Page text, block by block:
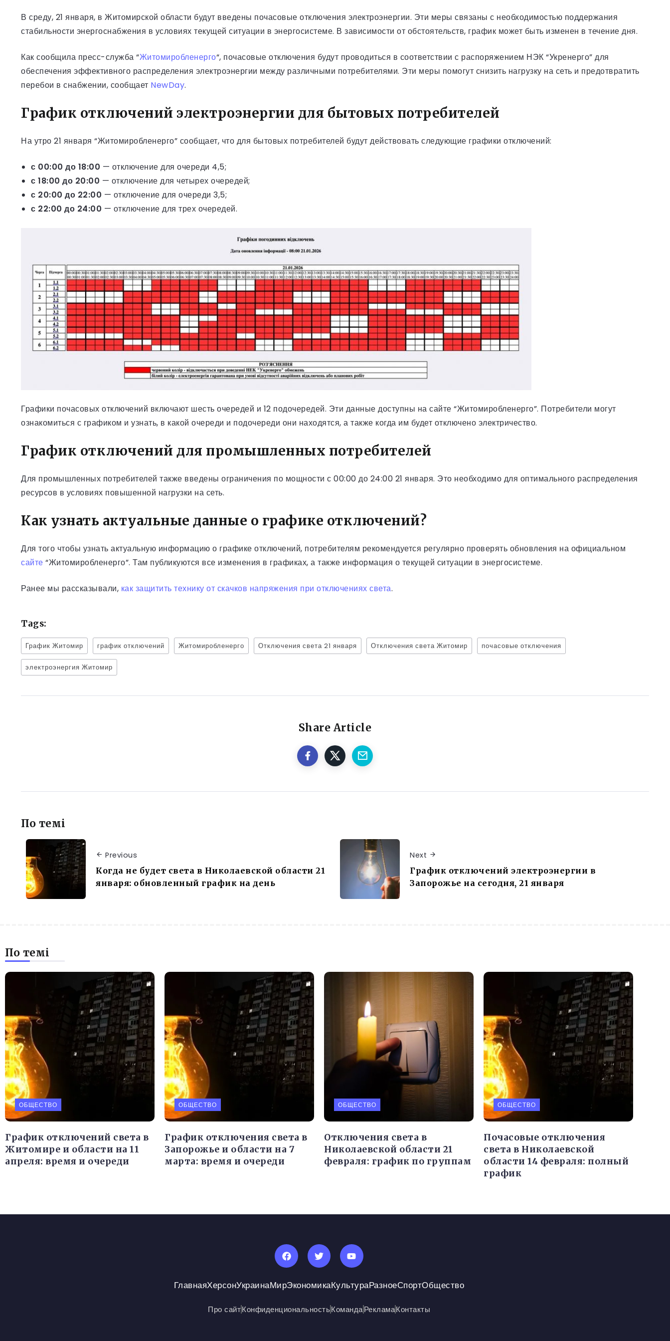
В среду, 21 января, в Житомирской области будут введены почасовые отключения электроэнергии. Эти меры связаны с необходимостью поддержания
стабильности энергоснабжения в условиях текущей ситуации в энергосистеме. В зависимости от обстоятельств, график может быть изменен в течение дня.
Как сообщила пресс-служба “Житомиробленерго“, почасовые отключения будут проводиться в соответствии с распоряжением НЭК “Укренерго” для
обеспечения эффективного распределения электроэнергии между различными потребителями. Эти меры помогут снизить нагрузку на сеть и предотвратить
перебои в снабжении, сообщает NewDay.
График отключений электроэнергии для бытовых потребителей
На утро 21 января “Житомиробленерго” сообщает, что для бытовых потребителей будут действовать следующие графики отключений:
с 00:00 до 18:00 — отключение для очереди 4,5;
с 18:00 до 20:00 — отключение для четырех очередей;
с 20:00 до 22:00 — отключение для очереди 3,5;
с 22:00 до 24:00 — отключение для трех очередей.
Графики почасовых отключений включают шесть очередей и 12 подочередей. Эти данные доступны на сайте “Житомиробленерго”. Потребители могут
ознакомиться с графиком и узнать, в какой очереди и подочереди они находятся, а также когда им будет отключено электричество.
График отключений для промышленных потребителей
Для промышленных потребителей также введены ограничения по мощности с 00:00 до 24:00 21 января. Это необходимо для оптимального распределения
ресурсов в условиях повышенной нагрузки на сеть.
Как узнать актуальные данные о графике отключений?
Для того чтобы узнать актуальную информацию о графике отключений, потребителям рекомендуется регулярно проверять обновления на официальном
сайте “Житомиробленерго”. Там публикуются все изменения в графиках, а также информация о текущей ситуации в энергосистеме.
Ранее мы рассказывали, как защитить технику от скачков напряжения при отключениях света.
Tags:
График Житомир график отключений Житомиробленерго Отключения света 21 января Отключения света Житомир почасовые отключения
электроэнергия Житомир
Share Article
По темі
Previous
Когда не будет света в Николаевской области 21
января: обновленный график на день
Next
График отключений электроэнергии в
Запорожье на сегодня, 21 января
По темі
ОБЩЕСТВО
График отключений света в
Житомире и области на 11
апреля: время и очереди
ОБЩЕСТВО
График отключения света в
Запорожье и области на 7
марта: время и очереди
ОБЩЕСТВО
Отключения света в
Николаевской области 21
февраля: график по группам
ОБЩЕСТВО
Почасовые отключения
света в Николаевской
области 14 февраля: полный
график
ГлавнаяХерсонУкраинаМирЭкономикаКультураРазноеСпортОбщество
Про сайтКонфиденциональностьКомандаРекламаКонтакты